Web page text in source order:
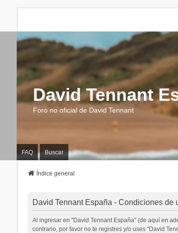
David Tennant
Foro no oficial de David Tennant
FAQ Buscar
Índice general
David Tennant España - Condiciones de
Al ingresar en "David Tennant España" (de aquí en
contrario, por favor no te registres y/o uses "David